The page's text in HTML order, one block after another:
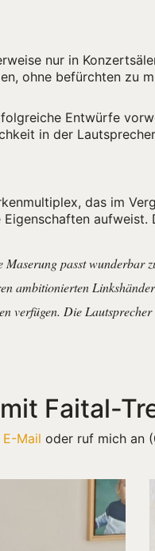
nur in
ohne befürchten zu
Entwürfe
in der
das im
aufweist.
passt wunderbar
ambitionierten
verfügen. Die Lautsprecher
Faital-
E-Mail oder ruf mich an